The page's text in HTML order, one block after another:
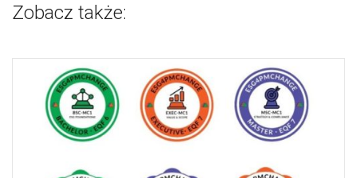
Zobacz także: